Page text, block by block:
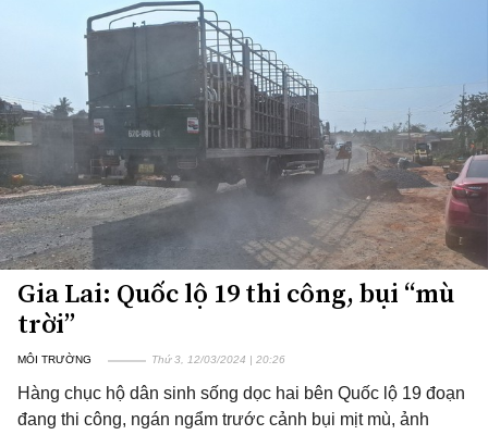
Gia Lai: Quốc lộ 19 thi công, bụi “mù
trời”
MÔI TRƯỜNG Thứ 3, 12/03/2024 | 20:26
Hàng chục hộ dân sinh sống dọc hai bên Quốc lộ 19 đoạn
đang thi công, ngán ngẩm trước cảnh bụi mịt mù, ảnh